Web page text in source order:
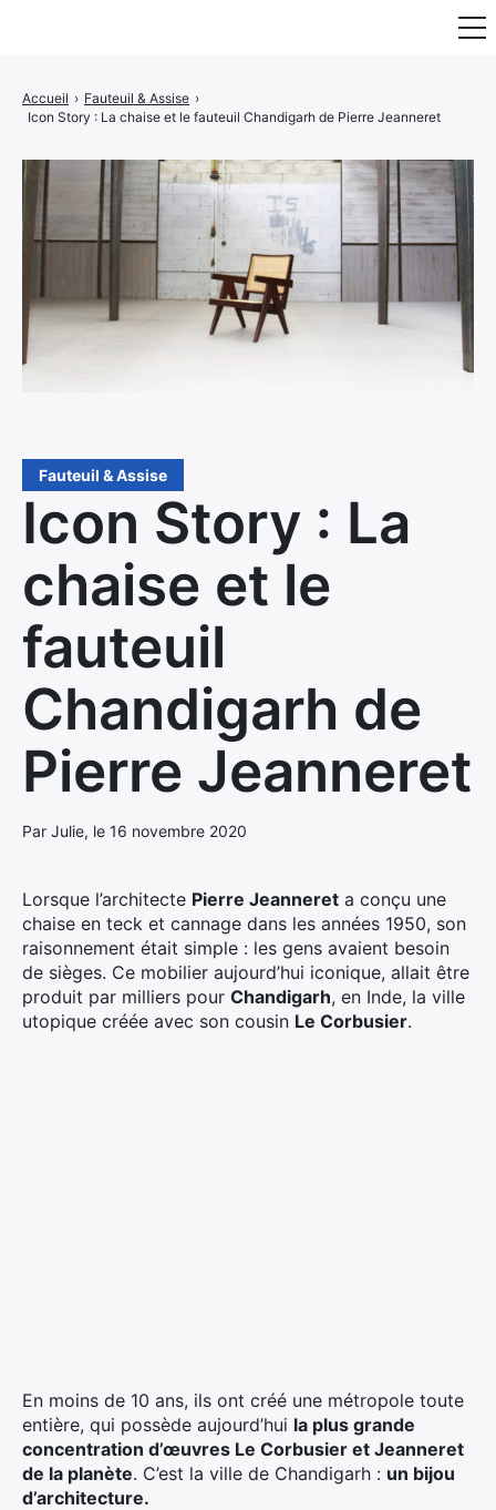
Accueil › Fauteuil & Assise ›
Icon Story : La chaise et le fauteuil Chandigarh de Pierre Jeanneret
Fauteuil & Assise
Icon Story : La
chaise et le
fauteuil
Chandigarh de
Pierre Jeanneret
Par Julie, le 16 novembre 2020
Lorsque l’architecte Pierre Jeanneret a conçu une
chaise en teck et cannage dans les années 1950, son
raisonnement était simple : les gens avaient besoin
de sièges. Ce mobilier aujourd’hui iconique, allait être
produit par milliers pour Chandigarh, en Inde, la ville
utopique créée avec son cousin Le Corbusier.
En moins de 10 ans, ils ont créé une métropole toute
entière, qui possède aujourd’hui la plus grande
concentration d’œuvres Le Corbusier et Jeanneret
de la planète. C’est la ville de Chandigarh : un bijou
d’architecture.
Mobilier & Rangement
Luminaire
Maison
Portraits